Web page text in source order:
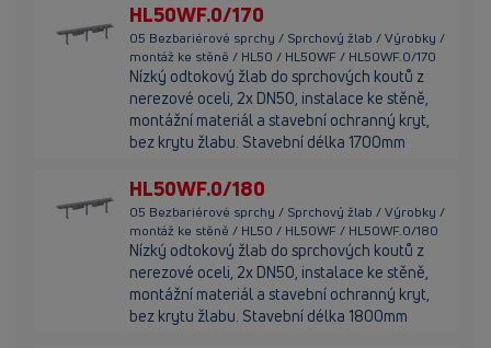
HL50WF.0/170
05 Bezbariérové sprchy / Sprchový žlab / Výrobky /
montáž ke stěně / HL50 / HL50WF / HL50WF.0/170
Nízký odtokový žlab do sprchových koutů z
nerezové oceli, 2x DN50, instalace ke stěně,
montážní materiál a stavební ochranný kryt,
bez krytu žlabu. Stavební délka 1700mm
HL50WF.0/180
05 Bezbariérové sprchy / Sprchový žlab / Výrobky /
montáž ke stěně / HL50 / HL50WF / HL50WF.0/180
Nízký odtokový žlab do sprchových koutů z
nerezové oceli, 2x DN50, instalace ke stěně,
montážní materiál a stavební ochranný kryt,
bez krytu žlabu. Stavební délka 1800mm